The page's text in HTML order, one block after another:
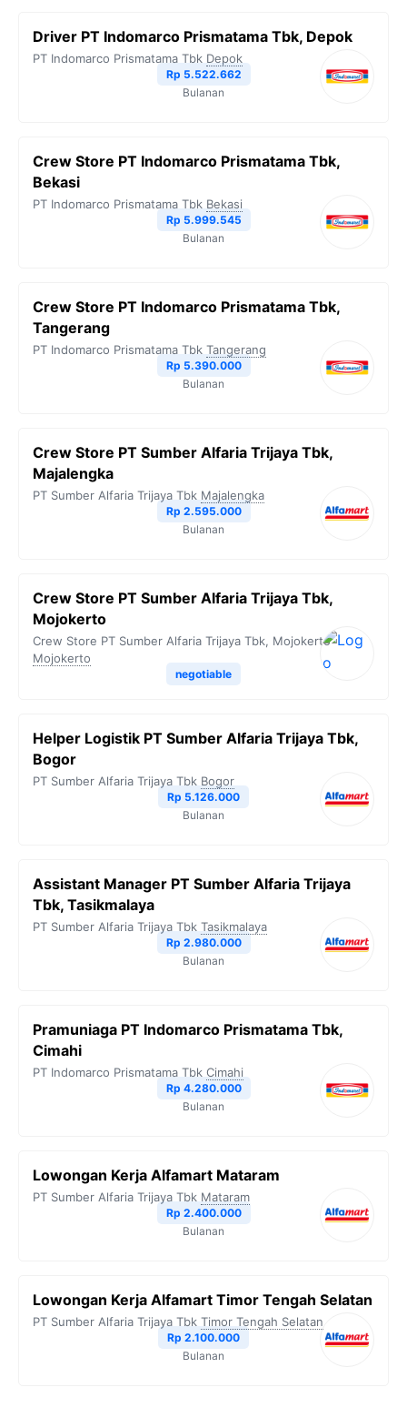
o
e
r
A
i
n
k
Driver PT Indomarco Prismatama Tbk, Depok
PT Indomarco Prismatama Tbk Depok
Rp 5.522.662
Bulanan
Crew Store PT Indomarco Prismatama Tbk,
Bekasi
PT Indomarco Prismatama Tbk Bekasi
Rp 5.999.545
Bulanan
Crew Store PT Indomarco Prismatama Tbk,
Tangerang
PT Indomarco Prismatama Tbk Tangerang
Rp 5.390.000
Bulanan
Crew Store PT Sumber Alfaria Trijaya Tbk,
Majalengka
PT Sumber Alfaria Trijaya Tbk Majalengka
Rp 2.595.000
Bulanan
Crew Store PT Sumber Alfaria Trijaya Tbk,
Mojokerto
Crew Store PT Sumber Alfaria Trijaya Tbk, Mojokerto
Mojokerto
negotiable
Helper Logistik PT Sumber Alfaria Trijaya Tbk,
Bogor
PT Sumber Alfaria Trijaya Tbk Bogor
Rp 5.126.000
Bulanan
Assistant Manager PT Sumber Alfaria Trijaya
Tbk, Tasikmalaya
PT Sumber Alfaria Trijaya Tbk Tasikmalaya
Rp 2.980.000
Bulanan
Pramuniaga PT Indomarco Prismatama Tbk,
Cimahi
PT Indomarco Prismatama Tbk Cimahi
Rp 4.280.000
Bulanan
Lowongan Kerja Alfamart Mataram
PT Sumber Alfaria Trijaya Tbk Mataram
Rp 2.400.000
Bulanan
Lowongan Kerja Alfamart Timor Tengah Selatan
PT Sumber Alfaria Trijaya Tbk Timor Tengah Selatan
Rp 2.100.000
Bulanan